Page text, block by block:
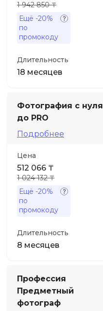
1 942 850 ₸
Ещё -20%
по
промокоду
Длительность
18 месяцев
Фотография с нуля
до PRO
Подробнее
Цена
512 066 ₸
1 024 132 ₸
Ещё -20%
по
промокоду
Длительность
8 месяцев
Профессия
Предметный
фотограф
Детям
Акции и промокоды